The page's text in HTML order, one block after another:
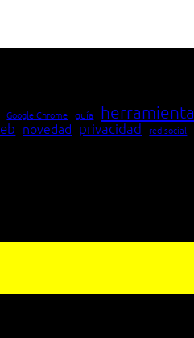
Google Chrome guía herramienta
novedad privacidad red social